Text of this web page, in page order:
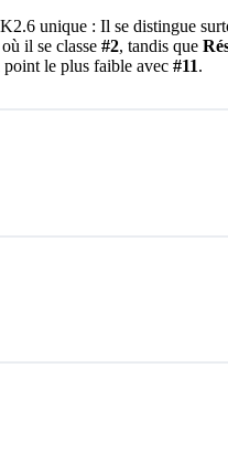
unique : Il se distingue
il se classe #2, tandis que
le plus faible avec #11.